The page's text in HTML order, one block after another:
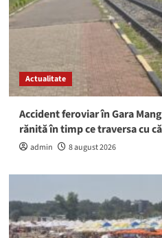
Actualitate
Accident feroviar în Gara
rănită în timp ce traversa cu
admin 8 august 2026